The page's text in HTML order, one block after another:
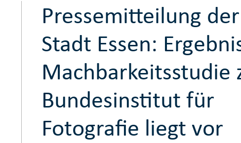
Pressemitteilung der
Stadt Essen:
Machbarkeitsstudie
Bundesinstitut für
Fotografie liegt vor